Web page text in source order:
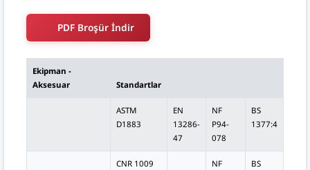
PDF Broşür İndir
Ekipman -
Aksesuar
Standartlar
ASTM
D1883
EN
13286-
47
NF
P94-
078
BS
1377:4
CNR 1009
NF
BS